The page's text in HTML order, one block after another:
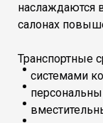
салонах
Транспортные
системами